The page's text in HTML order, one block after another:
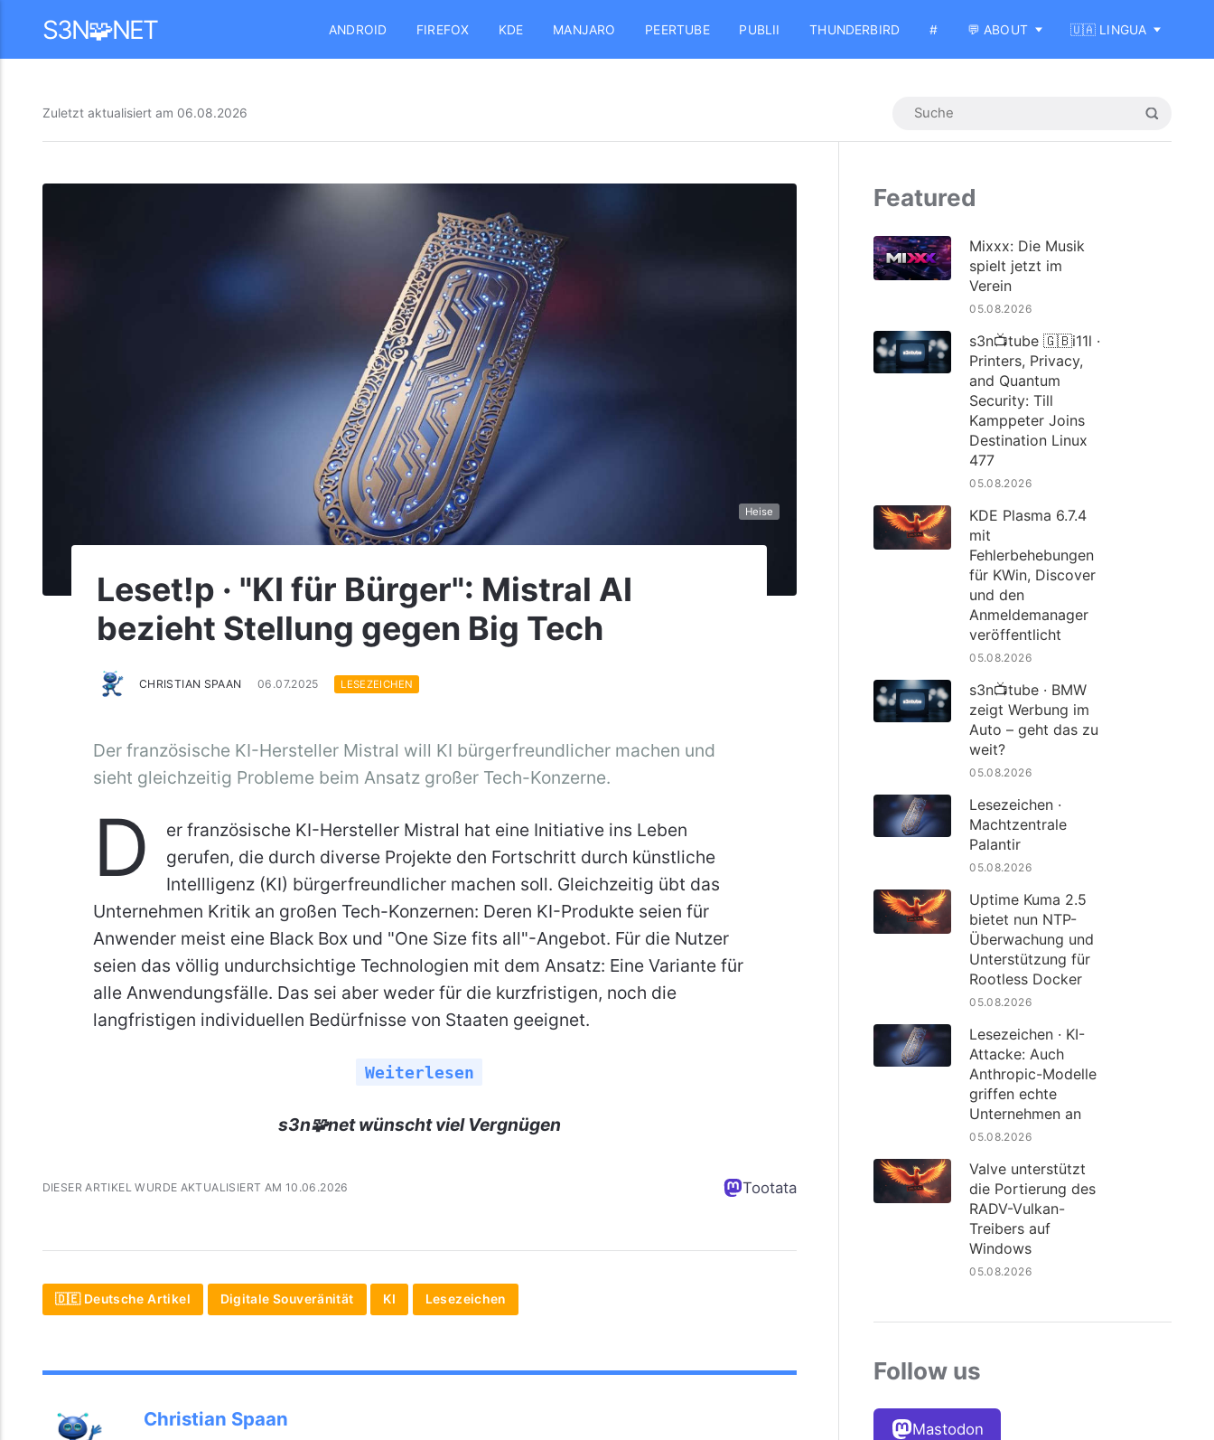
S3N🧩NET ANDROID FIREFOX KDE MANJARO PEERTUBE PUBLII THUNDERBIRD # 💬 ABOUT 🇺🇦 LINGUA
Zuletzt aktualisiert am 06.08.2026
Heise
Leset!p · "KI für Bürger": Mistral AI
bezieht Stellung gegen Big Tech
CHRISTIAN SPAAN 06.07.2025 LESEZEICHEN
Der französische KI-Hersteller Mistral will KI bürgerfreundlicher machen und
sieht gleichzeitig Probleme beim Ansatz großer Tech-Konzerne.
D
er französische KI-Hersteller Mistral hat eine Initiative ins Leben
gerufen, die durch diverse Projekte den Fortschritt durch künstliche
Intellligenz (KI) bürgerfreundlicher machen soll. Gleichzeitig übt das
Unternehmen Kritik an großen Tech-Konzernen: Deren KI-Produkte seien für
Anwender meist eine Black Box und "One Size fits all"-Angebot. Für die Nutzer
seien das völlig undurchsichtige Technologien mit dem Ansatz: Eine Variante für
alle Anwendungsfälle. Das sei aber weder für die kurzfristigen, noch die
langfristigen individuellen Bedürfnisse von Staaten geeignet.
Weiterlesen
s3n🧩net wünscht viel Vergnügen
DIESER ARTIKEL WURDE AKTUALISIERT AM 10.06.2026 Tootata
🇩🇪 Deutsche Artikel Digitale Souveränität KI Lesezeichen
Christian Spaan
Featured
Mixxx: Die Musik
spielt jetzt im
Verein
05.08.2026
s3n📺tube 🇬🇧i11l ·
Printers, Privacy,
and Quantum
Security: Till
Kamppeter Joins
Destination Linux
477
05.08.2026
KDE Plasma 6.7.4
mit
Fehlerbehebungen
für KWin, Discover
und den
Anmeldemanager
veröffentlicht
05.08.2026
s3n📺tube · BMW
zeigt Werbung im
Auto – geht das zu
weit?
05.08.2026
Lesezeichen ·
Machtzentrale
Palantir
05.08.2026
Uptime Kuma 2.5
bietet nun NTP-
Überwachung und
Unterstützung für
Rootless Docker
05.08.2026
Lesezeichen · KI-
Attacke: Auch
Anthropic-Modelle
griffen echte
Unternehmen an
05.08.2026
Valve unterstützt
die Portierung des
RADV-Vulkan-
Treibers auf
Windows
05.08.2026
Follow us
Mastodon